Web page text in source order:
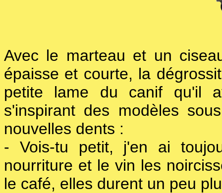
Avec le marteau et un
épaisse et courte, la
petite lame du canif qu'il
s'inspirant des modèles
nouvelles dents :
- Vois-tu petit, j'en ai
nourriture et le vin les
le café, elles durent un peu